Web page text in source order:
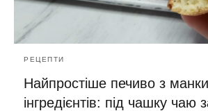
РЕЦЕПТИ
Найпростіше печиво з
інгредієнтів: під чашку чаю